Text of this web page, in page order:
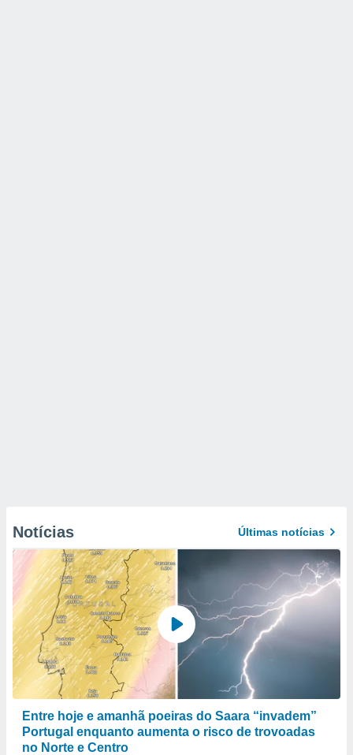
Notícias Últimas notícias
Entre hoje e amanhã poeiras do Saara “invadem”
Portugal enquanto aumenta o risco de trovoadas
no Norte e Centro